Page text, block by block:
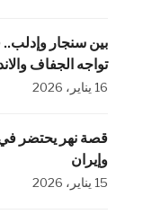
بين سنجار وإدلب..
تواجه الجفاف
16 يناير، 2026
قصة نهر يحتضر
وإيران
15 يناير، 2026